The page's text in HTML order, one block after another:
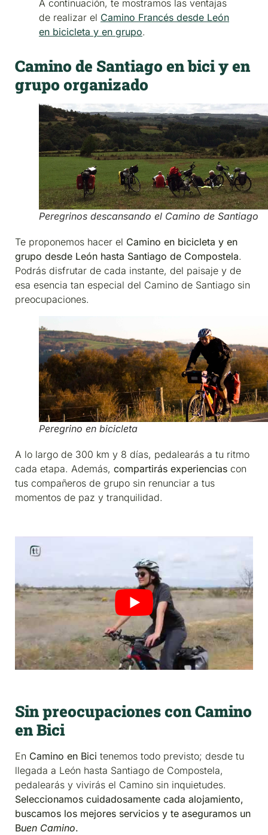
A continuación, te mostramos las ventajas
de realizar el Camino Francés desde León
en bicicleta y en grupo.
Camino de Santiago en bici y en
grupo organizado
Peregrinos descansando el Camino de Santiago
Te proponemos hacer el Camino en bicicleta y en
grupo desde León hasta Santiago de Compostela.
Podrás disfrutar de cada instante, del paisaje y de
esa esencia tan especial del Camino de Santiago sin
preocupaciones.
Peregrino en bicicleta
A lo largo de 300 km y 8 días, pedalearás a tu ritmo
cada etapa. Además, compartirás experiencias con
tus compañeros de grupo sin renunciar a tus
momentos de paz y tranquilidad.
Sin preocupaciones con Camino
en Bici
En Camino en Bici tenemos todo previsto; desde tu
llegada a León hasta Santiago de Compostela,
pedalearás y vivirás el Camino sin inquietudes.
Seleccionamos cuidadosamente cada alojamiento,
buscamos los mejores servicios y te aseguramos un
Buen Camino.